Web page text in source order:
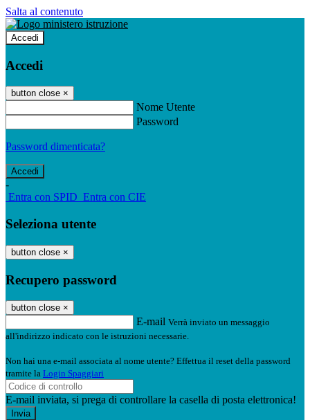
Salta al contenuto
Accedi
Accedi
button close ×
Nome Utente
Password
Password dimenticata?
-
Entra con SPID Entra con CIE
Seleziona utente
button close ×
Recupero password
button close ×
E-mail Verrà inviato un messaggio
all'indirizzo indicato con le istruzioni necessarie.
Non hai una e-mail associata al nome utente? Effettua il reset della password
tramite la Login Spaggiari
E-mail inviata, si prega di controllare la casella di posta elettronica!